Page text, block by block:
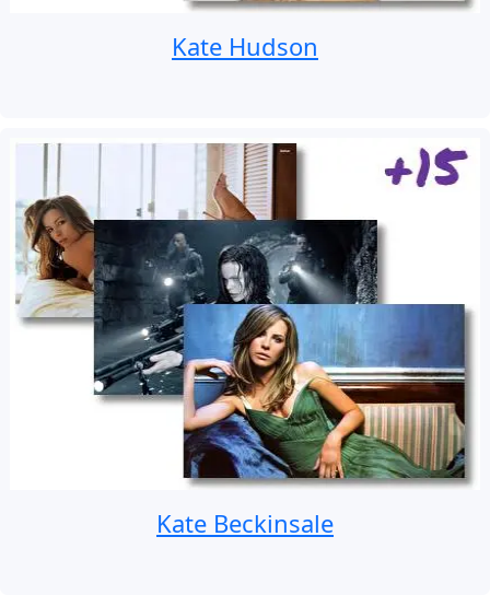
Kate Hudson
Kate Beckinsale